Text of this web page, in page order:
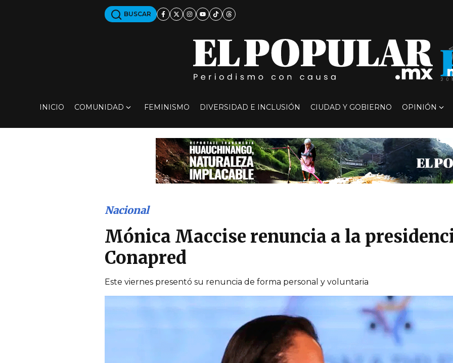
BUSCAR
INICIO COMUNIDAD FEMINISMO DIVERSIDAD E INCLUSIÓN CIUDAD Y GOBIERNO OPINIÓN
Nacional
Mónica Maccise renuncia a la
Conapred
Este viernes presentó su renuncia de forma personal y voluntaria